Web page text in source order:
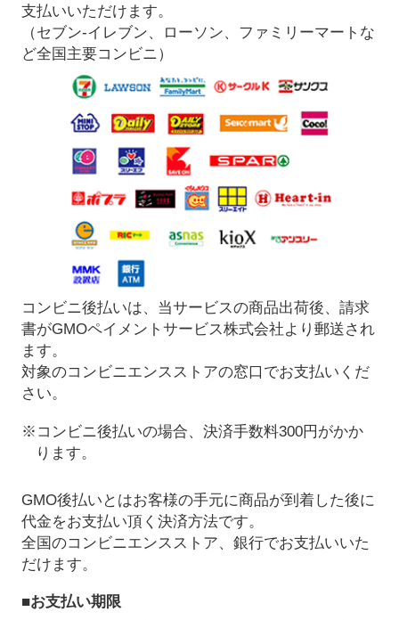
支払いいただけます。
（セブン-イレブン、ローソン、ファミリーマートな
ど全国主要コンビニ）
コンビニ後払いは、当サービスの商品出荷後、請求
書がGMOペイメントサービス株式会社より郵送され
ます。
対象のコンビニエンスストアの窓口でお支払いくだ
さい。
※コンビニ後払いの場合、決済手数料300円がかか
ります。
GMO後払いとはお客様の手元に商品が到着した後に
代金をお支払い頂く決済方法です。
全国のコンビニエンスストア、銀行でお支払いいた
だけます。
■お支払い期限